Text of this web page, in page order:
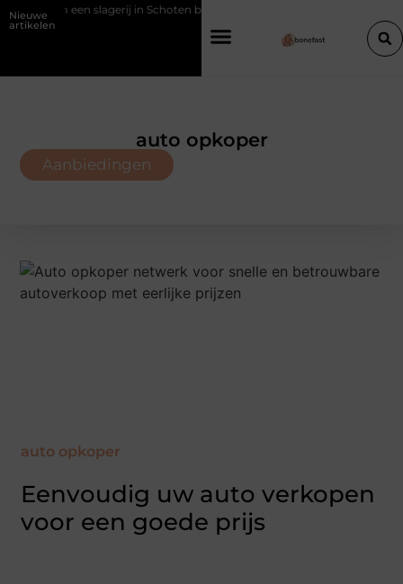
Nieuwe
artikelen
in Schoten bouwt op vertrouwen en vakmanschap
auto opkoper
Aanbiedingen
auto opkoper
Eenvoudig uw auto verkopen
voor een goede prijs